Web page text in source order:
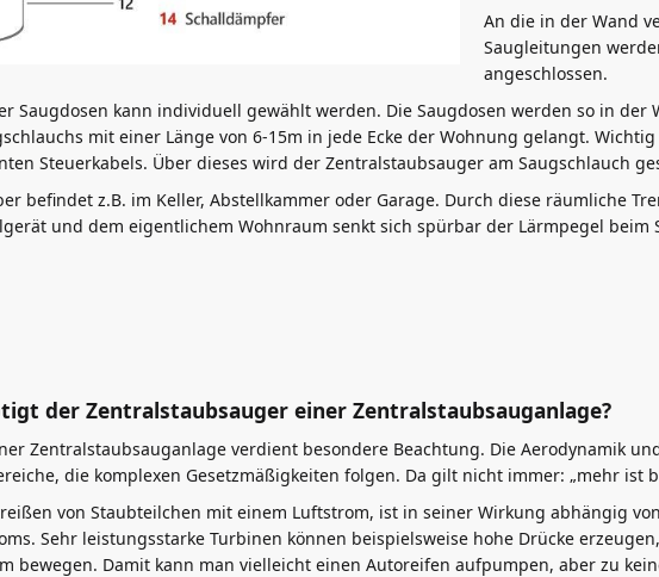
An die in der Wand
Saugleitungen
angeschlossen.
Saugdosen kann individuell gewählt werden. Die Saugdosen werden so in der
mit einer Länge von 6-15m in jede Ecke der Wohnung gelangt.
Steuerkabels. Über dieses wird der Zentralstaubsauger am Saugschlauch
befindet z.B. im Keller, Abstellkammer oder Garage. Durch diese räumliche
und dem eigentlichem Wohnraum senkt sich spürbar der Lärmpegel beim
der Zentralstaubsauger einer Zentralstaubsauganlage?
Zentralstaubsauganlage verdient besondere Beachtung. Die Aerodynamik
die komplexen Gesetzmäßigkeiten folgen. Da gilt nicht immer: „mehr ist
von Staubteilchen mit einem Luftstrom, ist in seiner Wirkung abhängig
Sehr leistungsstarke Turbinen können beispielsweise hohe Drücke
bewegen. Damit kann man vielleicht einen Autoreifen aufpumpen, aber zu